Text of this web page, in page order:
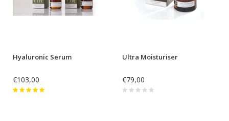
Hyaluronic Serum
€103,00
Ultra Moisturiser
€79,00